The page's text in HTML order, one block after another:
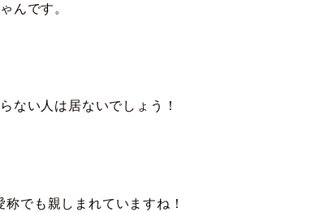
んです。
ない人は居ないでしょう！
称でも親しまれていますね！